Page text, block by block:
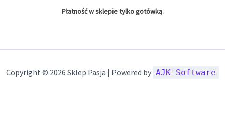
Płatność w sklepie tylko gotówką.
Copyright © 2026 Sklep Pasja | Powered by AJK Software